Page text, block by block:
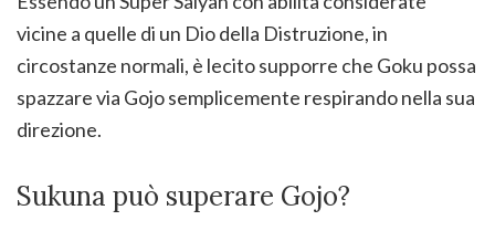
vicine a quelle di un Dio della Distruzione, in
circostanze normali, è lecito supporre che Goku possa
spazzare via Gojo semplicemente respirando nella sua
direzione.
Sukuna può superare Gojo?